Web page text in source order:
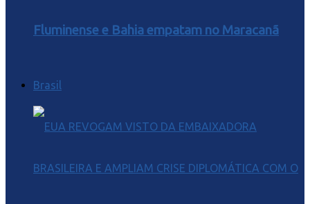
Fluminense e Bahia empatam no Maracanã
Brasil